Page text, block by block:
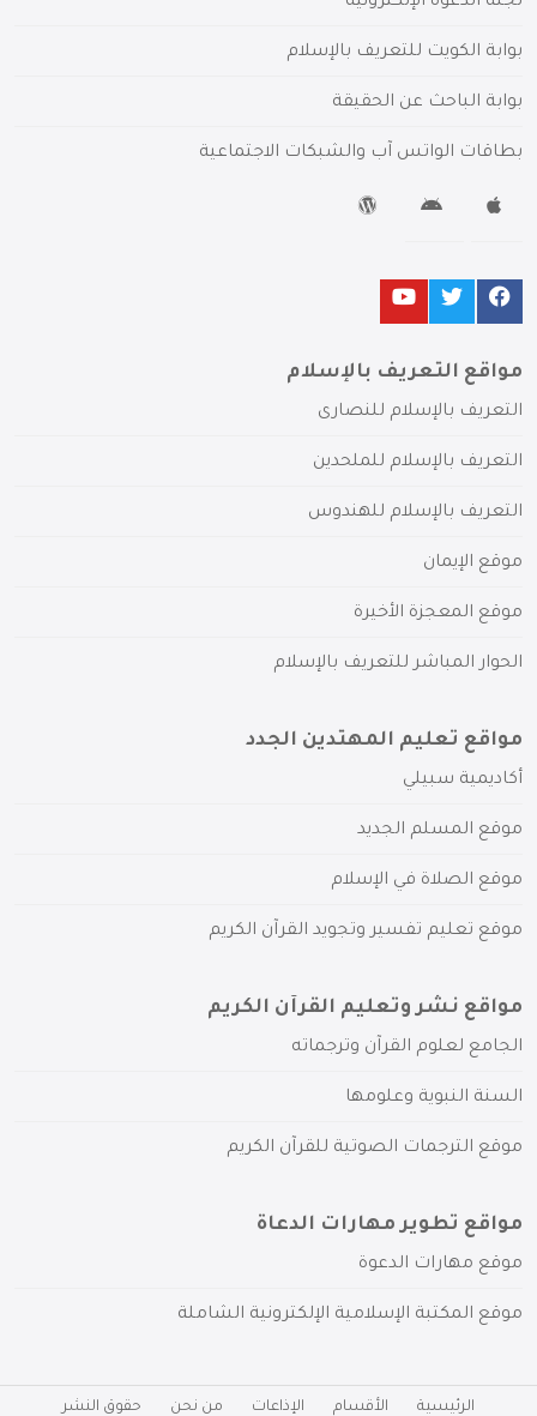
بوابة الكويت للتعريف بالإسلام
بوابة الباحث عن الحقيقة
بطاقات الواتس آب والشبكات الاجتماعية
مواقع التعريف بالإسلام
التعريف بالإسلام للنصارى
التعريف بالإسلام للملحدين
التعريف بالإسلام للهندوس
موقع الإيمان
موقع المعجزة الأخيرة
الحوار المباشر للتعريف بالإسلام
مواقع تعليم المهتدين الجدد
أكاديمية سبيلي
موقع المسلم الجديد
موقع الصلاة في الإسلام
موقع تعليم تفسير وتجويد القرآن الكريم
مواقع نشر وتعليم القرآن الكريم
الجامع لعلوم القرآن وترجماته
السنة النبوية وعلومها
موقع الترجمات الصوتية للقرآن الكريم
مواقع تطوير مهارات الدعاة
موقع مهارات الدعوة
موقع المكتبة الإسلامية الإلكترونية الشاملة
الرئيسية الأقسام الإذاعات من نحن حقوق النشر